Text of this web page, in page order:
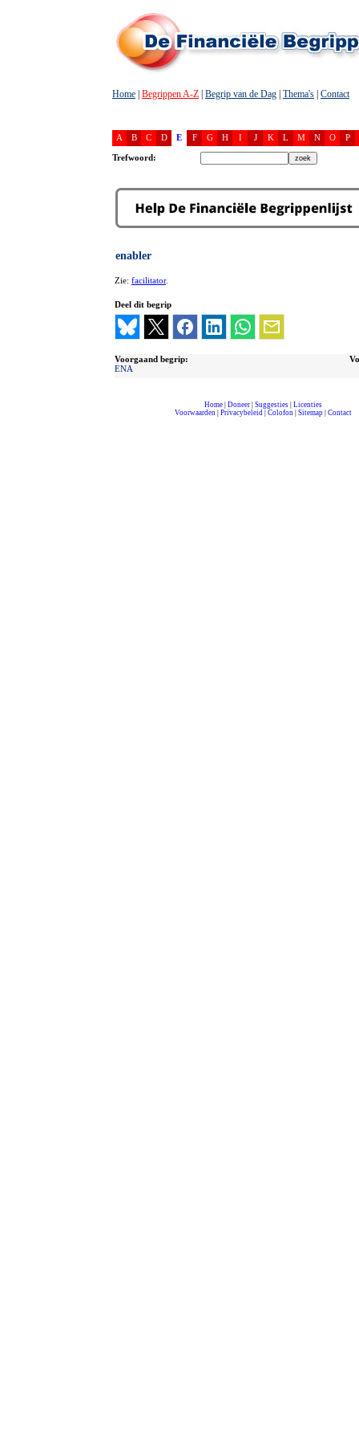
Home Begrippen A-Z Begrip van de Dag Thema's Contact
A B C D E F G H I J K L M N O P
Trefwoord:
enabler
Zie: facilitator.
Deel dit begrip
Voorgaand begrip:
ENA
Home| Doneer| Suggesties| Licenties
Voorwaarden| Privacybeleid| Colofon| Sitemap| Contact